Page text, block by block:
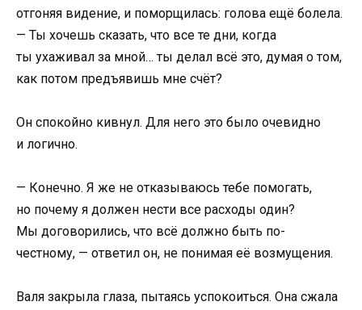
отгоняя видение, и поморщилась: голова ещё болела.
— Ты хочешь сказать, что все те дни, когда
ты ухаживал за мной… ты делал всё это, думая о том,
как потом предъявишь мне счёт?
Он спокойно кивнул. Для него это было очевидно
и логично.
— Конечно. Я же не отказываюсь тебе помогать,
но почему я должен нести все расходы один?
Мы договорились, что всё должно быть по-
честному, — ответил он, не понимая её возмущения.
Валя закрыла глаза, пытаясь успокоиться. Она сжала